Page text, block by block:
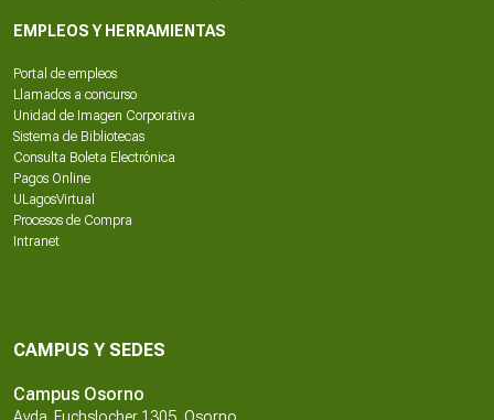
EMPLEOS Y HERRAMIENTAS
Portal de empleos
Llamados a concurso
Unidad de Imagen Corporativa
Sistema de Bibliotecas
Consulta Boleta Electrónica
Pagos Online
ULagosVirtual
Procesos de Compra
Intranet
CAMPUS Y SEDES
Campus Osorno